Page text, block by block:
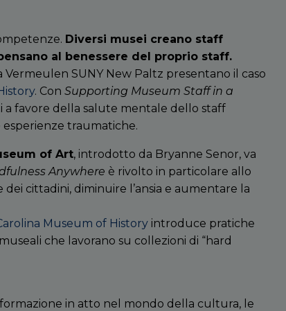
Diversi musei creano staff
al benessere del proprio staff.
Vermeulen SUNY New Paltz presentano il caso
. Con Supporting Museum Staff in a
favore della salute mentale dello staff
esperienze traumatiche.
of Art, introdotto da Bryanne Senor, va
Anywhere è rivolto in particolare allo
cittadini, diminuire l’ansia e aumentare la
Museum of Historyintroduce pratiche
che lavorano su collezioni di “hard
in atto nel mondo della cultura, le